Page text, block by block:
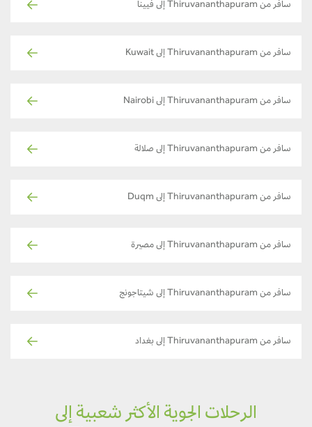
سافر من Thiruvananthapuram إلى فيينا
سافر من Thiruvananthapuram إلى Kuwait
سافر من Thiruvananthapuram إلى Nairobi
سافر من Thiruvananthapuram إلى صلالة
سافر من Thiruvananthapuram إلى Duqm
سافر من Thiruvananthapuram إلى مصيرة
سافر من Thiruvananthapuram إلى شيتاجونج
سافر من Thiruvananthapuram إلى بغداد
الرحلات الجوية الأكثر شعبية إلى